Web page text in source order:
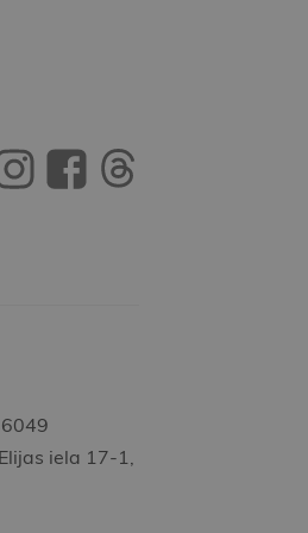
iela 17-1,